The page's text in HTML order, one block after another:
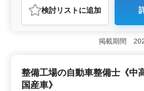
おすすめポイント
＜外車のプロフェッショナル＞ フィ
などの輸入車整備のプロフェッショナ
す。外車整備経験を有するベテランの
な経験を活かして技術の向上とチーム
リハリを持って働けるよう配慮されて
時間の時間外勤務で、ワークライフバ
検討リスト に追加
掲載期間
整備工場の自動車整備士《中
国産車》